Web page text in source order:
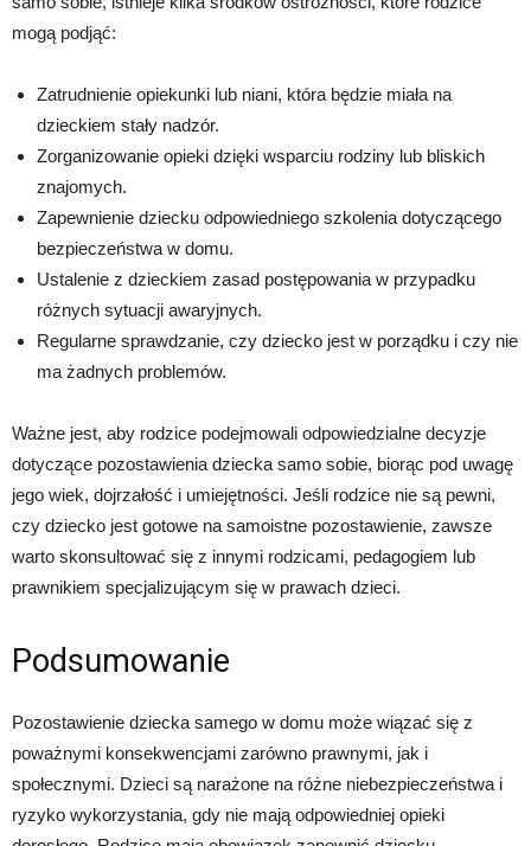
mogą podjąć:
Zatrudnienie opiekunki lub niani, która będzie miała na
dzieckiem stały nadzór.
Zorganizowanie opieki dzięki wsparciu rodziny lub bliskich
znajomych.
Zapewnienie dziecku odpowiedniego szkolenia dotyczącego
bezpieczeństwa w domu.
Ustalenie z dzieckiem zasad postępowania w przypadku
różnych sytuacji awaryjnych.
Regularne sprawdzanie, czy dziecko jest w porządku i czy nie
ma żadnych problemów.
Ważne jest, aby rodzice podejmowali odpowiedzialne decyzje
dotyczące pozostawienia dziecka samo sobie, biorąc pod uwagę
jego wiek, dojrzałość i umiejętności. Jeśli rodzice nie są pewni,
czy dziecko jest gotowe na samoistne pozostawienie, zawsze
warto skonsultować się z innymi rodzicami, pedagogiem lub
prawnikiem specjalizującym się w prawach dzieci.
Podsumowanie
Pozostawienie dziecka samego w domu może wiązać się z
poważnymi konsekwencjami zarówno prawnymi, jak i
społecznymi. Dzieci są narażone na różne niebezpieczeństwa i
ryzyko wykorzystania, gdy nie mają odpowiedniej opieki